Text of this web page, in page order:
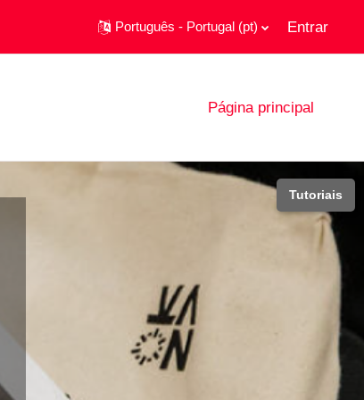
Tutoriais
Português - Portugal ‎(pt)‎ Entrar
Página principal